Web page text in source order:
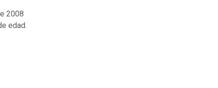
2008
edad.